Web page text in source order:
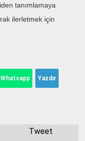
tanımlamaya
ilerletmek için
Whatsapp Yazdır
Tweet